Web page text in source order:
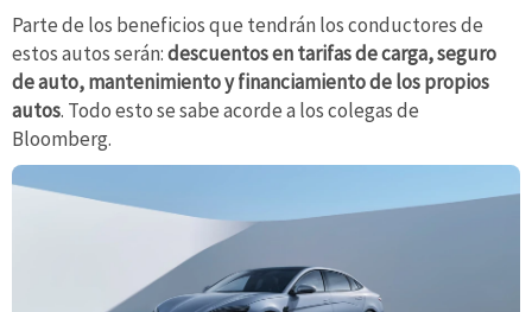
Parte de los beneficios que tendrán los conductores de
estos autos serán:descuentos en tarifas de carga, seguro
de auto, mantenimiento y financiamiento de los propios
autos. Todo esto se sabe acorde a los colegas de
Bloomberg.